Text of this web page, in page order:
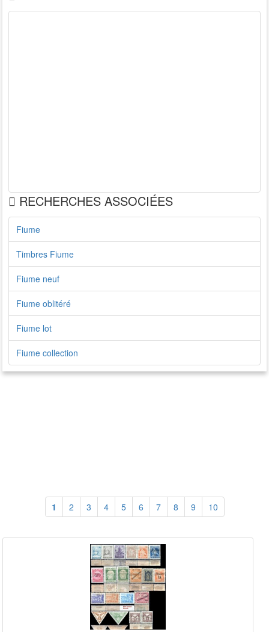
RECHERCHES ASSOCIÉES
Fiume
Timbres Fiume
Fiume neuf
Fiume oblitéré
Fiume lot
Fiume collection
1 2 3 4 5 6 7 8 9 10